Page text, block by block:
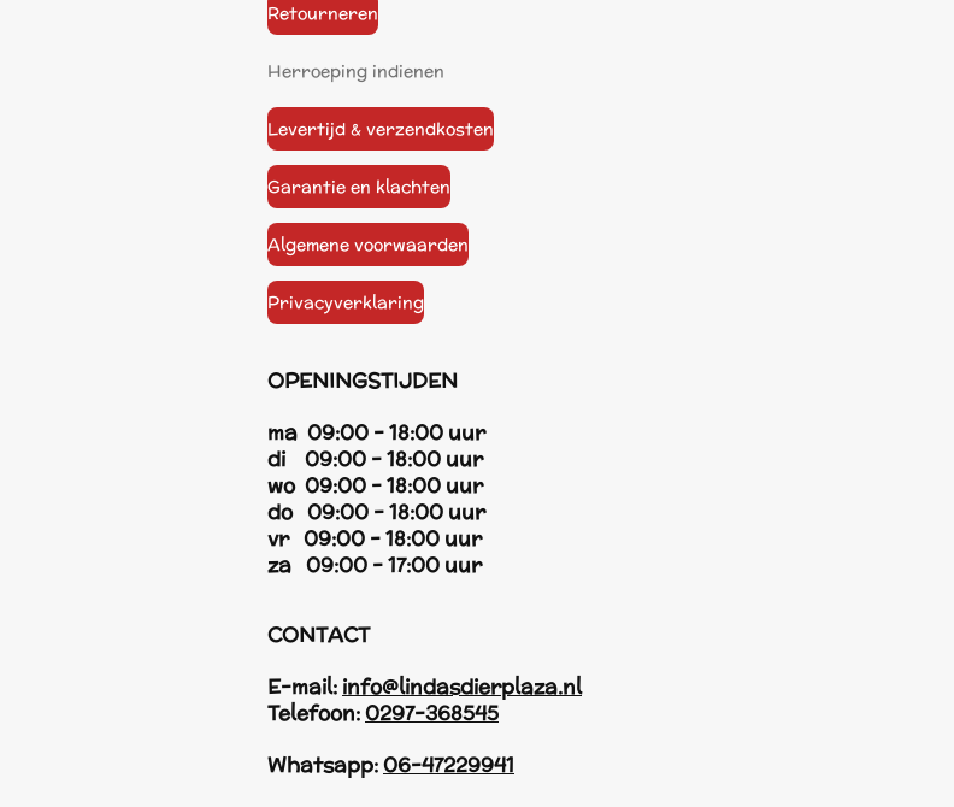
Retourneren
Herroeping indienen
Levertijd & verzendkosten
Garantie en klachten
Algemene voorwaarden
Privacyverklaring
OPENINGSTIJDEN
ma 09:00 - 18:00 uur
di 09:00 - 18:00 uur
wo 09:00 - 18:00 uur
do 09:00 - 18:00 uur
vr 09:00 - 18:00 uur
za 09:00 - 17:00 uur
CONTACT
E-mail: info@lindasdierplaza.nl
Telefoon:0297-368545
Whatsapp:06-47229941